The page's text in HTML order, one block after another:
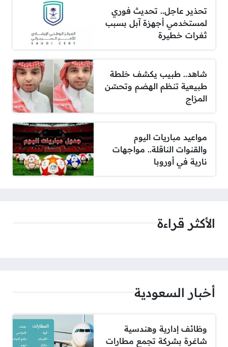
تحذير عاجل.. تحديث فوري
لمستخدمي أجهزة آبل بسبب
ثغرات خطيرة
شاهد.. طبيب يكشف خلطة
طبيعية تنظم الهضم وتحسّن
المزاج
مواعيد مباريات اليوم
والقنوات الناقلة.. مواجهات
نارية في أوروبا
الأكثر قراءة
أخبار السعودية
وظائف إدارية وهندسية
شاغرة بشركة تجمع مطارات